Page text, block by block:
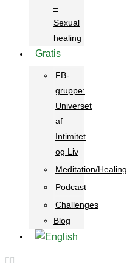
–
Sexual
healing
Gratis
FB-
gruppe:
Universet
af
Intimitet
og Liv
Meditation/Healing
Podcast
Challenges
Blog